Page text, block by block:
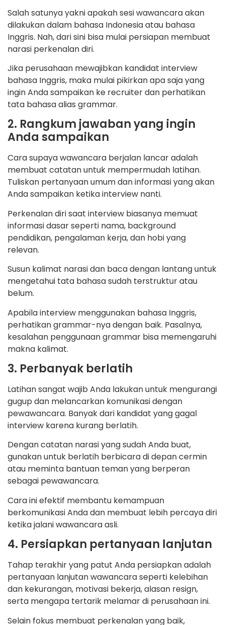
Salah satunya yakni apakah sesi wawancara akan
dilakukan dalam bahasa Indonesia atau bahasa
Inggris. Nah, dari sini bisa mulai persiapan membuat
narasi perkenalan diri.
Jika perusahaan mewajibkan kandidat interview
bahasa Inggris, maka mulai pikirkan apa saja yang
ingin Anda sampaikan ke recruiter dan perhatikan
tata bahasa alias grammar.
2. Rangkum jawaban yang ingin
Anda sampaikan
Cara supaya wawancara berjalan lancar adalah
membuat catatan untuk mempermudah latihan.
Tuliskan pertanyaan umum dan informasi yang akan
Anda sampaikan ketika interview nanti.
Perkenalan diri saat interview biasanya memuat
informasi dasar seperti nama, background
pendidikan, pengalaman kerja, dan hobi yang
relevan.
Susun kalimat narasi dan baca dengan lantang untuk
mengetahui tata bahasa sudah terstruktur atau
belum.
Apabila interview menggunakan bahasa Inggris,
perhatikan grammar-nya dengan baik. Pasalnya,
kesalahan penggunaan grammar bisa memengaruhi
makna kalimat.
3. Perbanyak berlatih
Latihan sangat wajib Anda lakukan untuk mengurangi
gugup dan melancarkan komunikasi dengan
pewawancara. Banyak dari kandidat yang gagal
interview karena kurang berlatih.
Dengan catatan narasi yang sudah Anda buat,
gunakan untuk berlatih berbicara di depan cermin
atau meminta bantuan teman yang berperan
sebagai pewawancara.
Cara ini efektif membantu kemampuan
berkomunikasi Anda dan membuat lebih percaya diri
ketika jalani wawancara asli.
4. Persiapkan pertanyaan lanjutan
Tahap terakhir yang patut Anda persiapkan adalah
pertanyaan lanjutan wawancara seperti kelebihan
dan kekurangan, motivasi bekerja, alasan resign,
serta mengapa tertarik melamar di perusahaan ini.
Selain fokus membuat perkenalan yang baik,